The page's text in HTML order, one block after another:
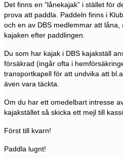
Det finns en ”lånekajak” i stället för
prova att paddla. Paddeln finns i
och en av DBS medlemmar att
kajaken efter paddlingen.
Du som har kajak i DBS kajakställ
försäkrad (ingår ofta i
transportkapell för att undvika att
även vara täckta.
Om du har ett omedelbart intresse
kajakstället så skicka ett mejl till
Först till kvarn!
Paddla lugnt!